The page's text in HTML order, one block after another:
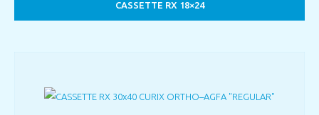
CASSETTE RX 18×24